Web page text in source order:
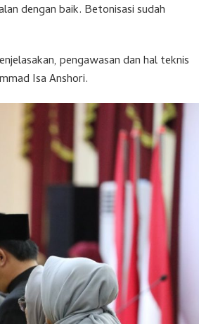
dengan baik. Betonisasi sudah
pengawasan dan hal teknis
Isa Anshori.